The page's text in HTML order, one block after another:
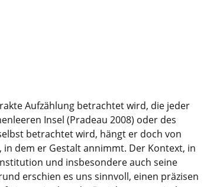
Aufzählung betrachtet wird, die jeder
Insel (Pradeau 2008) oder des
betrachtet wird, hängt er doch von
dem er Gestalt annimmt. Der Kontext, in
und insbesondere auch seine
erschien es uns sinnvoll, einen präzisen